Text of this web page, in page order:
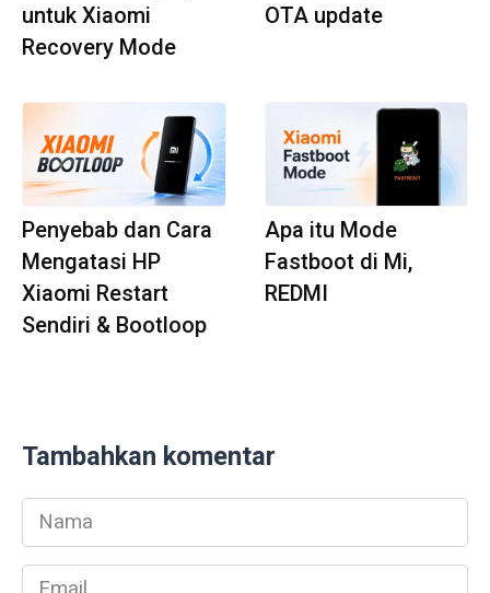
untuk Xiaomi
Recovery Mode
OTA update
Penyebab dan Cara
Mengatasi HP
Xiaomi Restart
Sendiri & Bootloop
Apa itu Mode
Fastboot di Mi,
REDMI
Tambahkan komentar
Nama
*
Email